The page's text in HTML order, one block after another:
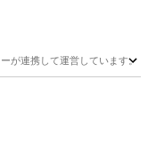
ーが連携して運営していま
ス